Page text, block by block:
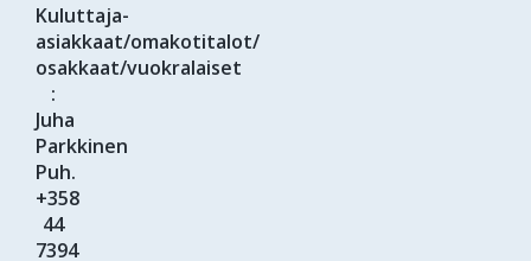
Kuluttaja-
asiakkaat/omakotitalot/
osakkaat/vuokralaiset
:
Juha
Parkkinen
Puh.
+358
44
7394